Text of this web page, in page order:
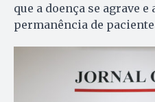
que a doença se agrave
permanência de